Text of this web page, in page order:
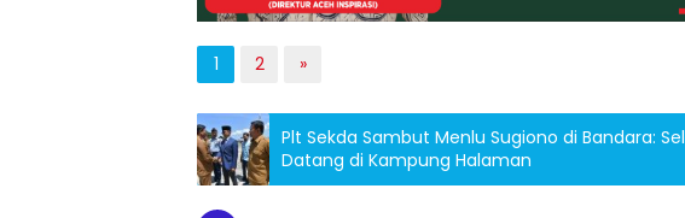
1 2 »
Plt Sekda Sambut Menlu Sugiono di Bandara:
Datang di Kampung Halaman